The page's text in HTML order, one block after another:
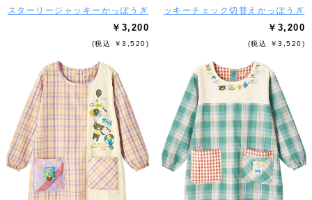
スターリージャッキーかっぽうぎ
￥3,200
(税込 ￥3,520)
ッキーチェック切替えかっぽうぎ
￥3,200
(税込 ￥3,520)